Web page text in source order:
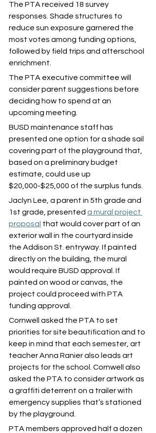
The PTA received 18 survey
responses. Shade structures to
reduce sun exposure garnered the
most votes among funding options,
followed by field trips and afterschool
enrichment.
The PTA executive committee will
consider parent suggestions before
deciding how to spend at an
upcoming meeting.
BUSD maintenance staff has
presented one option for a shade sail
covering part of the playground that,
based on a preliminary budget
estimate, could use up
$20,000-$25,000 of the surplus funds.
Jaclyn Lee, a parent in 5th grade and
1st grade, presented a mural project
proposal that would cover part of an
exterior wall in the courtyard inside
the Addison St. entryway. If painted
directly on the building, the mural
would require BUSD approval. If
painted on wood or canvas, the
project could proceed with PTA
funding approval.
Cornwell asked the PTA to set
priorities for site beautification and to
keep in mind that each semester, art
teacher Anna Ranier also leads art
projects for the school. Cornwell also
asked the PTA to consider artwork as
a graffiti deterrent on a trailer with
emergency supplies that’s stationed
by the playground.
PTA members approved half a dozen